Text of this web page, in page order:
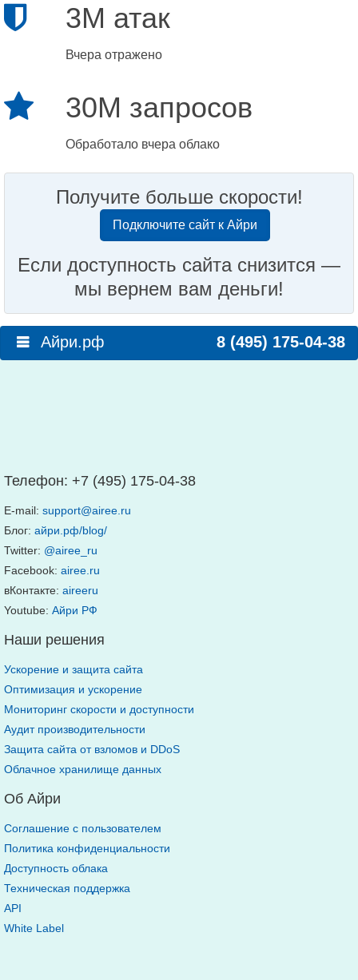
3M атак
Вчера отражено
30M запросов
Обработало вчера облако
Получите больше скорости!
Подключите сайт к Айри
Если доступность сайта снизится —
мы вернем вам деньги!
Айри.рф 8 (495) 175-04-38
Телефон: +7 (495) 175-04-38
E-mail: support@airee.ru
Блог: айри.рф/blog/
Twitter: @airee_ru
Facebook: airee.ru
вКонтакте: aireeru
Youtube: Айри РФ
Наши решения
Ускорение и защита сайта
Оптимизация и ускорение
Мониторинг скорости и доступности
Аудит производительности
Защита сайта от взломов и DDoS
Облачное хранилище данных
Об Айри
Соглашение с пользователем
Политика конфиденциальности
Доступность облака
Техническая поддержка
API
White Label